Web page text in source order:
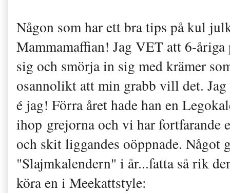
Någon som har ett bra tips på kul
Mammamaffian! Jag VET att 6-
sig och smörja in sig med krämer
osannolikt att min grabb vill det.
é jag! Förra året hade han en
ihop grejorna och vi har fortfarande
och skit liggandes oöppnade. Något
"Slajmkalendern" i år...fatta så rik
köra en i Meekattstyle: